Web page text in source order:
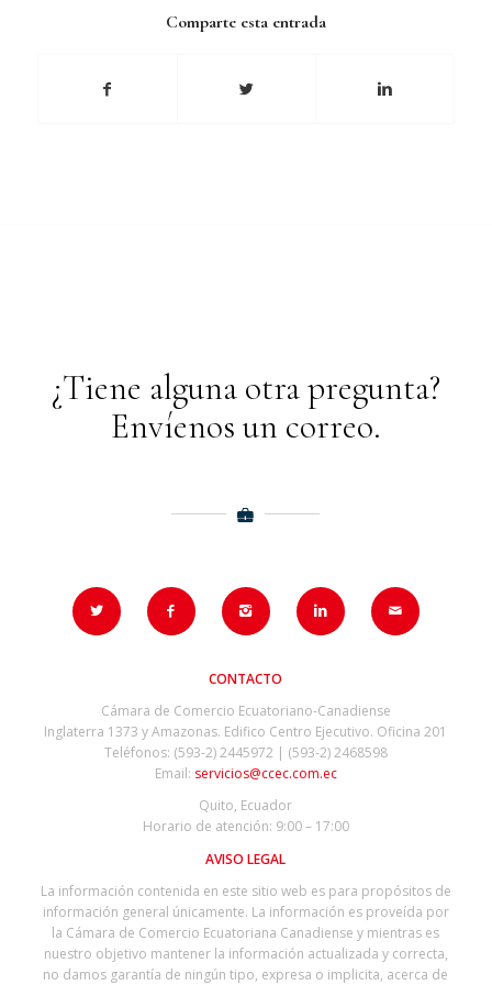
Comparte esta entrada
¿Tiene alguna otra pregunta?
Envíenos un correo.
CONTACTO
Cámara de Comercio Ecuatoriano-Canadiense
Inglaterra 1373 y Amazonas. Edifico Centro Ejecutivo. Oficina 201
Teléfonos: (593-2) 2445972 | (593-2) 2468598
Email: servicios@ccec.com.ec
Quito, Ecuador
Horario de atención: 9:00 – 17:00
AVISO LEGAL
La información contenida en este sitio web es para propósitos de
información general únicamente. La información es proveída por
la Cámara de Comercio Ecuatoriana Canadiense y mientras es
nuestro objetivo mantener la información actualizada y correcta,
no damos garantía de ningún tipo, expresa o implicita, acerca de